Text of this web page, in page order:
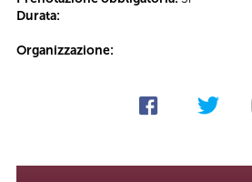
Durata:
Organizzazione: